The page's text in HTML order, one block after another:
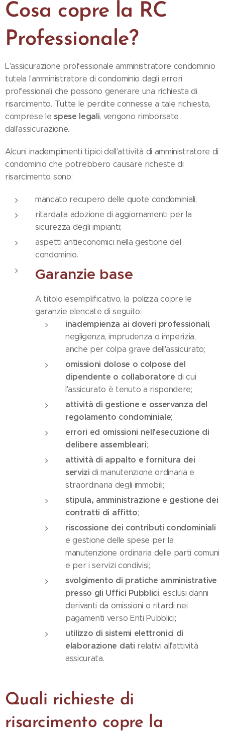
Cosa copre la RC
Professionale?
L'assicurazione professionale amministratore condominio
tutela l'amministratore di condominio dagli errori
professionali che possono generare una richiesta di
risarcimento. Tutte le perdite connesse a tale richiesta,
comprese lespese legali, vengono rimborsate
dall'assicurazione.
Alcuni inadempimenti tipici dell'attività di amministratore di
condominio che potrebbero causare richeste di
risarcimento sono:
mancato recupero delle quote condominiali;
ritardata adozione di aggiornamenti per la
sicurezza degli impianti;
aspetti antieconomici nella gestione del
condominio.
Garanzie base
A titolo esemplificativo, la polizza copre le
garanzie elencate di seguito:
inadempienza ai doveri professionali,
negligenza, imprudenza o imperizia,
anche per colpa grave dell'assicurato;
omissioni dolose o colpose del
dipendente o collaboratore di cui
l'assicurato è tenuto a rispondere;
attività di gestione e osservanza del
regolamento condominiale;
errori ed omissioni nell'esecuzione di
delibere assembleari;
attività di appalto e fornitura dei
servizi di manutenzione ordinaria e
straordinaria degli immobili;
stipula, amministrazione e gestione dei
contratti di affitto;
riscossione dei contributi condominiali
e gestione delle spese per la
manutenzione ordinaria delle parti comuni
e per i servizi condivisi;
svolgimento di pratiche amministrative
presso gli Uffici Pubblici, esclusi danni
derivanti da omissioni o ritardi nei
pagamenti verso Enti Pubblici;
utilizzo di sistemi elettronici di
elaborazione dati relativi all'attività
assicurata.
Quali richieste di
risarcimento copre la